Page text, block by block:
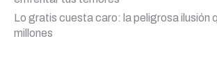
Lo gratis cuesta caro: la peligrosa ilusión
millones